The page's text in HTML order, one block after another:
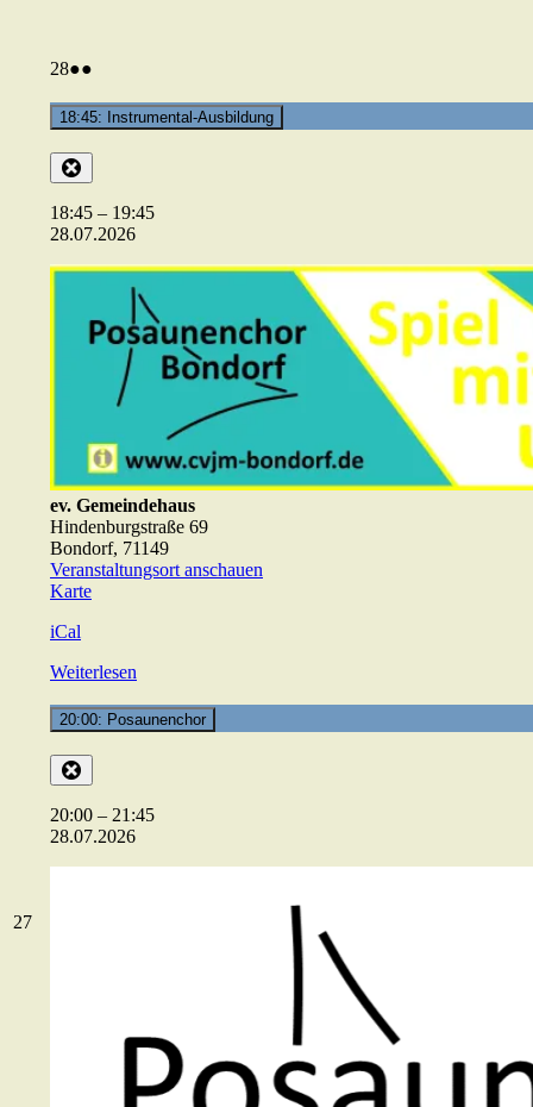
2727.07.2026
2828.07.2026
●●
18:45: Instrumental-Ausbildung
18:45 – 19:45
28.07.2026
ev. Gemeindehaus
Hindenburgstraße 69
Bondorf, 71149
Veranstaltungsort anschauen
Karteev.
iCal
Weiterlesen
20:00: Posaunenchor
20:00 – 21:45
28.07.2026